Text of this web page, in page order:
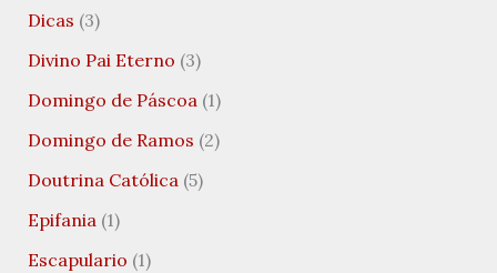
Dicas (3)
Divino Pai Eterno (3)
Domingo de Páscoa(1)
Domingo de Ramos (2)
Doutrina Católica(5)
Epifania(1)
Escapulario (1)